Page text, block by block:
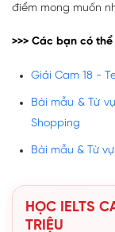
điểm mong muốn
>>> Các bạn có
Giải Cam 18 -
Bài mẫu & Từ
Shopping
Bài mẫu & Từ
HỌC IELTS
TRIỆU